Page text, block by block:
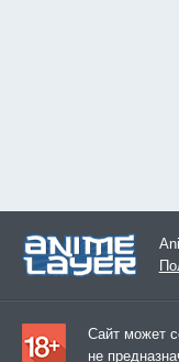
Сайт может
не